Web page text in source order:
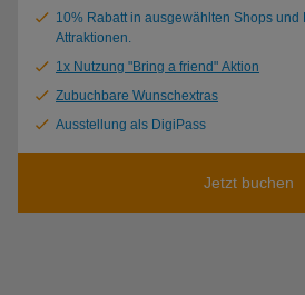
10% Rabatt in ausgewählten Shops und
Attraktionen.
1x Nutzung "Bring a friend" Aktion
Zubuchbare Wunschextras
Ausstellung als DigiPass
Jetzt buchen